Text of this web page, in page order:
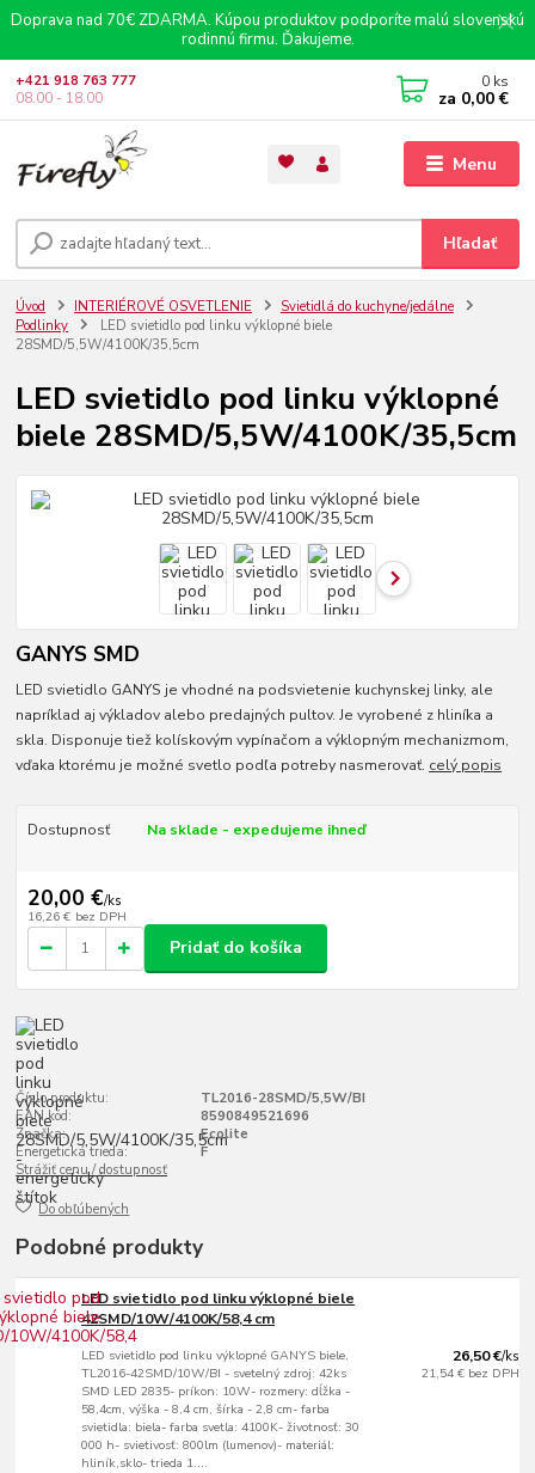
Doprava nad 70€ ZDARMA. Kúpou produktov podporíte malú slovenskú
rodinnú firmu. Ďakujeme.
Menu
Hľadať
+421 918 763 777
08.00 - 18.00
0 ks
za 0,00 €
Úvod INTERIÉROVÉ OSVETLENIE
Svietidlá do kuchyne/jedálne
Podlinky
LED svietidlo pod linku výklopné biele
28SMD/5,5W/4100K/35,5cm
LED svietidlo pod linku výklopné
biele 28SMD/5,5W/4100K/35,5cm
GANYS SMD
LED svietidlo GANYS je vhodné na podsvietenie kuchynskej linky, ale
napríklad aj výkladov alebo predajných pultov. Je vyrobené z hliníka a
skla. Disponuje tiež kolískovým vypínačom a výklopným mechanizmom,
vďaka ktorému je možné svetlo podľa potreby nasmerovať. celý popis
Dostupnosť Na sklade - expedujeme ihneď
20,00 €/ks
16,26 € bez DPH
Pridať do košíka
Číslo produktu:
TL2016-28SMD/5,5W/BI
EAN kód:
8590849521696
Značka:
Ecolite
Energetická trieda:
F
Strážiť cenu / dostupnosť
Do obľúbených
Podobné produkty
LED svietidlo pod linku výklopné biele
42SMD/10W/4100K/58,4 cm
LED svietidlo pod linku výklopné GANYS biele,
TL2016-42SMD/10W/BI - svetelný zdroj: 42ks
SMD LED 2835- príkon: 10W- rozmery: dĺžka -
58,4cm, výška - 8,4 cm, šírka - 2,8 cm- farba
svietidla: biela- farba svetla: 4100K- životnosť: 30
000 h- svietivosť: 800lm (lumenov)- materiál:
hliník,sklo- trieda 1....
26,50 €/ks
21,54 € bez DPH